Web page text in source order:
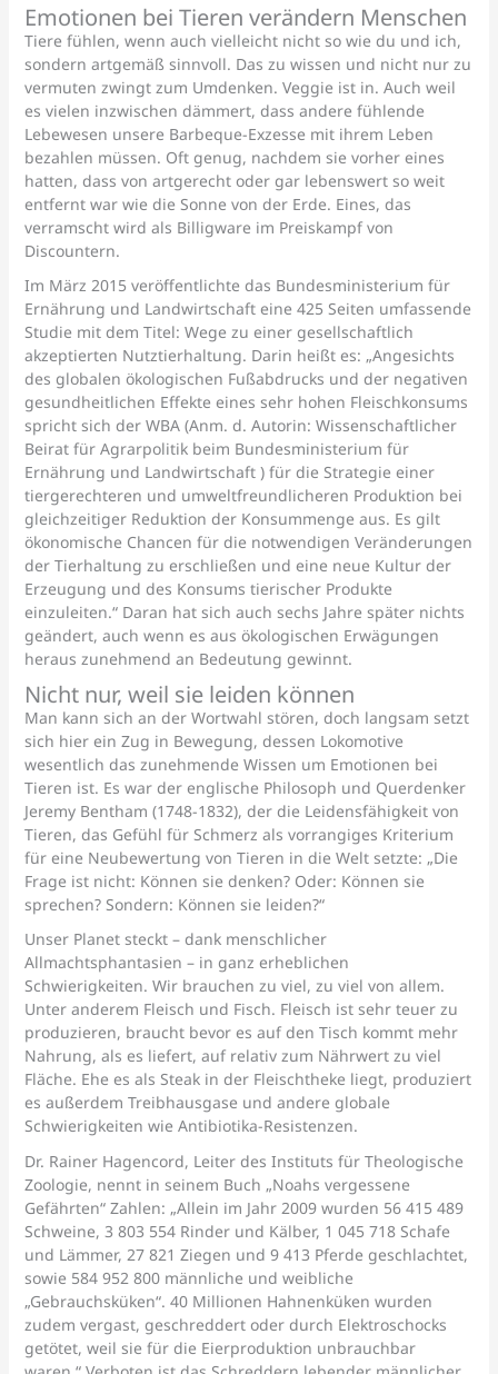
Emotionen bei Tieren verändern Menschen
Tiere fühlen, wenn auch vielleicht nicht so wie du und ich,
sondern artgemäß sinnvoll. Das zu wissen und nicht nur zu
vermuten zwingt zum Umdenken. Veggie ist in. Auch weil
es vielen inzwischen dämmert, dass andere fühlende
Lebewesen unsere Barbeque-Exzesse mit ihrem Leben
bezahlen müssen. Oft genug, nachdem sie vorher eines
hatten, dass von artgerecht oder gar lebenswert so weit
entfernt war wie die Sonne von der Erde. Eines, das
verramscht wird als Billigware im Preiskampf von
Discountern.
Im März 2015 veröffentlichte das Bundesministerium für
Ernährung und Landwirtschaft eine 425 Seiten umfassende
Studie mit dem Titel: Wege zu einer gesellschaftlich
akzeptierten Nutztierhaltung. Darin heißt es: „Angesichts
des globalen ökologischen Fußabdrucks und der negativen
gesundheitlichen Effekte eines sehr hohen Fleischkonsums
spricht sich der WBA (Anm. d. Autorin: Wissenschaftlicher
Beirat für Agrarpolitik beim Bundesministerium für
Ernährung und Landwirtschaft ) für die Strategie einer
tiergerechteren und umweltfreundlicheren Produktion bei
gleichzeitiger Reduktion der Konsummenge aus. Es gilt
ökonomische Chancen für die notwendigen Veränderungen
der Tierhaltung zu erschließen und eine neue Kultur der
Erzeugung und des Konsums tierischer Produkte
einzuleiten.“ Daran hat sich auch sechs Jahre später nichts
geändert, auch wenn es aus ökologischen Erwägungen
heraus zunehmend an Bedeutung gewinnt.
Nicht nur, weil sie leiden können
Man kann sich an der Wortwahl stören, doch langsam setzt
sich hier ein Zug in Bewegung, dessen Lokomotive
wesentlich das zunehmende Wissen um Emotionen bei
Tieren ist. Es war der englische Philosoph und Querdenker
Jeremy Bentham (1748-1832), der die Leidensfähigkeit von
Tieren, das Gefühl für Schmerz als vorrangiges Kriterium
für eine Neubewertung von Tieren in die Welt setzte: „Die
Frage ist nicht: Können sie denken? Oder: Können sie
sprechen? Sondern: Können sie leiden?“
Unser Planet steckt – dank menschlicher
Allmachtsphantasien – in ganz erheblichen
Schwierigkeiten. Wir brauchen zu viel, zu viel von allem.
Unter anderem Fleisch und Fisch. Fleisch ist sehr teuer zu
produzieren, braucht bevor es auf den Tisch kommt mehr
Nahrung, als es liefert, auf relativ zum Nährwert zu viel
Fläche. Ehe es als Steak in der Fleischtheke liegt, produziert
es außerdem Treibhausgase und andere globale
Schwierigkeiten wie Antibiotika-Resistenzen.
Dr. Rainer Hagencord, Leiter des Instituts für Theologische
Zoologie, nennt in seinem Buch „Noahs vergessene
Gefährten“ Zahlen: „Allein im Jahr 2009 wurden 56 415 489
Schweine, 3 803 554 Rinder und Kälber, 1 045 718 Schafe
und Lämmer, 27 821 Ziegen und 9 413 Pferde geschlachtet,
sowie 584 952 800 männliche und weibliche
„Gebrauchsküken“. 40 Millionen Hahnenküken wurden
zudem vergast, geschreddert oder durch Elektroschocks
getötet, weil sie für die Eierproduktion unbrauchbar